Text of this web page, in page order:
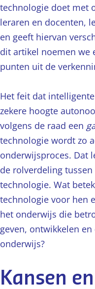
technologie doet met
leraren en docenten,
en geeft hiervan
dit artikel noemen we
punten uit de
Het feit dat
zekere hoogte
volgens de raad een
technologie wordt zo
onderwijsproces. Dat
de rolverdeling
technologie. Wat
technologie voor hen
het onderwijs die
geven, ontwikkelen
onderwijs?
Kansen